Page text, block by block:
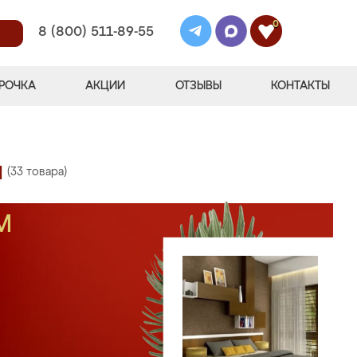
8 (800) 511-89-55
0
АКЦИИ ОТЗЫВЫ КОНТАКТЫ
(33 товара)